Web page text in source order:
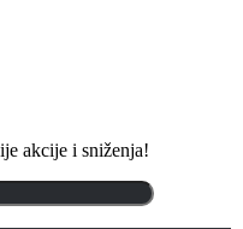
akcije i sniženja!